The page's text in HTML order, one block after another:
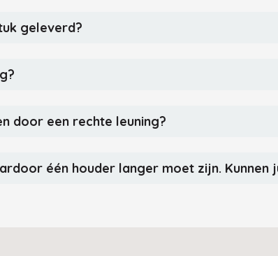
geleverd?
door een rechte leuning?
één houder langer moet zijn. Kunnen